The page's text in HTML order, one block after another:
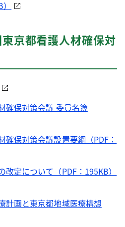
京都看護人材確保対
確保対策会議 委員名簿
確保対策会議設置要綱（PDF：
定について（PDF：195KB）
計画と東京都地域医療構想